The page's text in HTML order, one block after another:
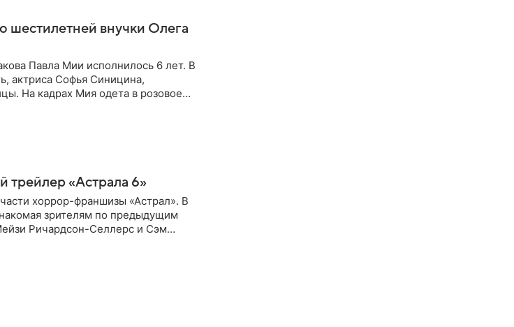
шестилетней внучки Олега
Павла Мии исполнилось 6 лет. В
актриса Софья Синицина,
На кадрах Мия одета в розовое
«Астрала 6»
хоррор-франшизы «Астрал». В
зрителям по предыдущим
Ричардсон-Селлерс и Сэм